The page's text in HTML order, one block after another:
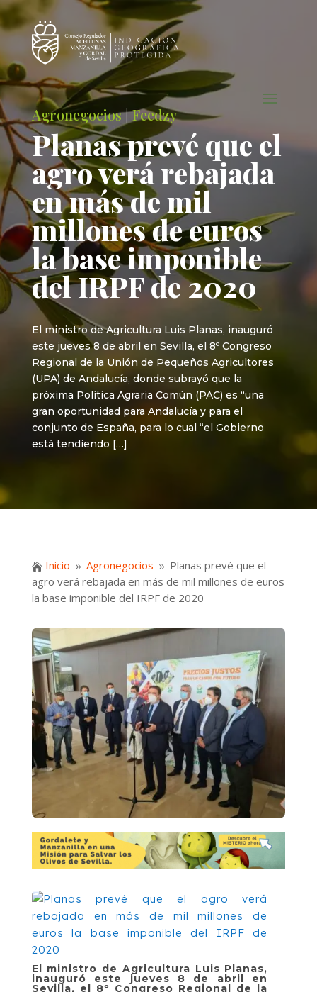
Agronegocios|Feedzy
Planas prevé que el
agro verá rebajada
en más de mil
millones de euros
la base imponible
del IRPF de 2020
El ministro de Agricultura Luis Planas, inauguró
este jueves 8 de abril en Sevilla, el 8º Congreso
Regional de la Unión de Pequeños Agricultores
(UPA) de Andalucía, donde subrayó que la
próxima Política Agraria Común (PAC) es “una
gran oportunidad para Andalucía y para el
conjunto de España, para lo cual “el Gobierno
está tendiendo […]
 Inicio 9 Agronegocios 9 Planas prevé que el
agro verá rebajada en más de mil millones de euros
la base imponible del IRPF de 2020
El ministro de Agricultura Luis Planas,
inauguró este jueves 8 de abril en
Sevilla, el 8º Congreso Regional de la